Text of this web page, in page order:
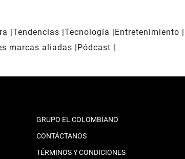
Tendencias Tecnología Entretenimiento
marcas aliadas
Pódcast
GRUPO EL COLOMBIANO
CONTÁCTANOS
TÉRMINOS Y CONDICIONES